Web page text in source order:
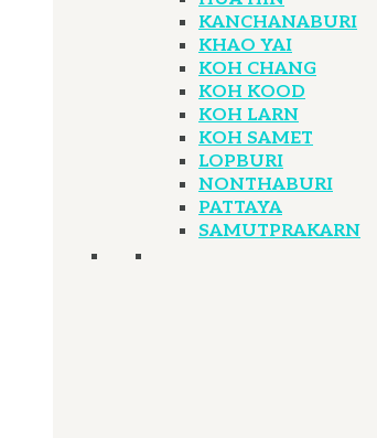
KANCHANABURI
KHAO YAI
KOH CHANG
KOH KOOD
KOH LARN
KOH SAMET
LOPBURI
NONTHABURI
PATTAYA
SAMUTPRAKARN